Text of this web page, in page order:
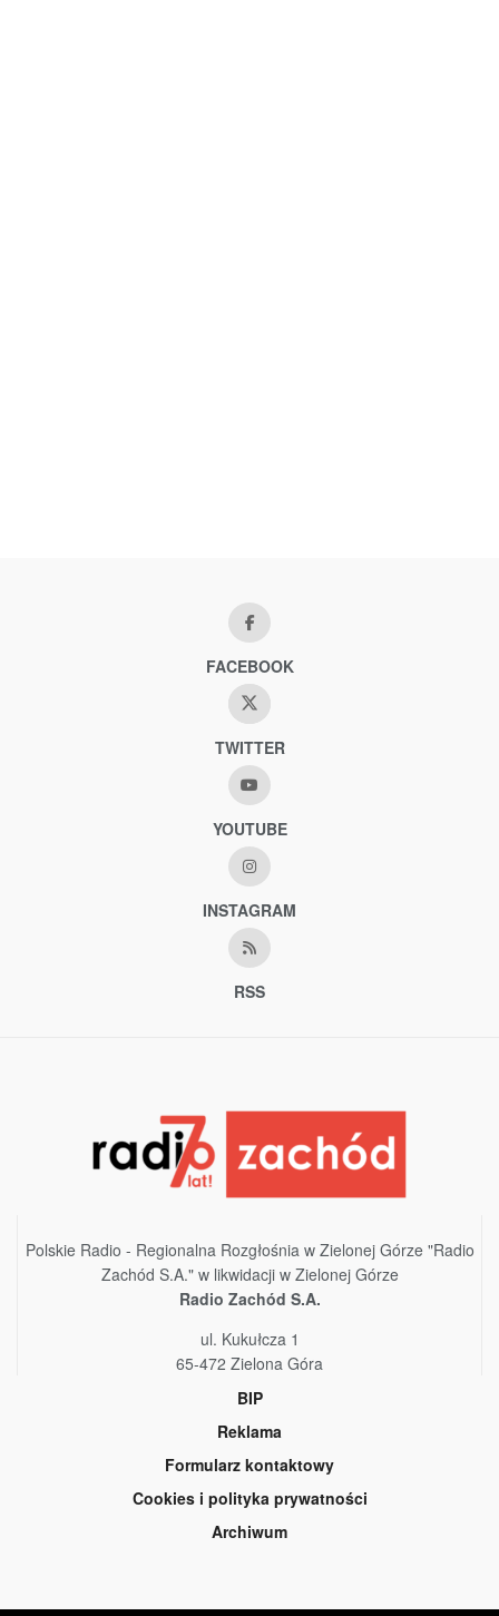
FACEBOOK
TWITTER
YOUTUBE
INSTAGRAM
RSS
Polskie Radio - Regionalna Rozgłośnia w Zielonej Górze "Radio
Zachód S.A." w likwidacji w Zielonej Górze
Radio Zachód S.A.
ul. Kukułcza 1
65-472 Zielona Góra
BIP
Reklama
Formularz kontaktowy
Cookies i polityka prywatności
Archiwum